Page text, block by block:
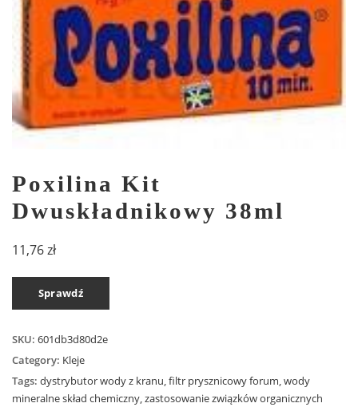
Poxilina Kit
Dwuskładnikowy 38ml
11,76zł
Sprawdź
SKU: 601db3d80d2e
Category: Kleje
Tags: dystrybutor wody z kranu,filtr prysznicowy forum,wody
mineralne skład chemiczny,zastosowanie związków organicznych